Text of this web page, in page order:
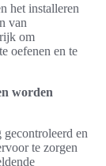
het installeren
van
om
oefenen en te
worden
en
te zorgen